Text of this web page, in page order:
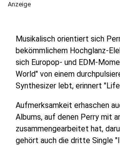
Anzeige
Musikalisch orientiert sich
bekömmlichem Hochglanz-
sich Europop- und EDM-
World" von einem
Synthesizer lebt, erinnert
Aufmerksamkeit erhaschen
Albums, auf denen Perry mit
zusammengearbeitet hat,
gehört auch die dritte Single